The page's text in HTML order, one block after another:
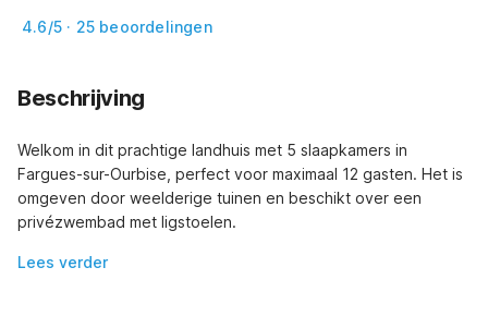
4.6/5 · 25 beoordelingen
Beschrijving
Welkom in dit prachtige landhuis met 5 slaapkamers in
Fargues-sur-Ourbise, perfect voor maximaal 12 gasten. Het is
omgeven door weelderige tuinen en beschikt over een
privézwembad met ligstoelen.
Lees verder